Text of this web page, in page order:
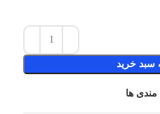
سبد خرید
مندی ها